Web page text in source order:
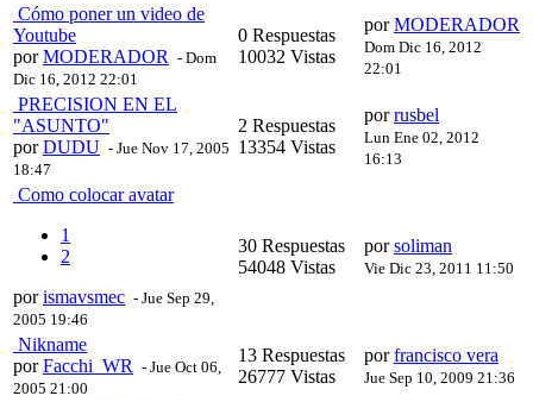
Cómo poner un video de
Youtube
porMODERADOR - Dom
Dic 16, 2012 22:01
0 Respuestas
10032 Vistas
porMODERADOR
Dom Dic 16, 2012
22:01
PRECISION EN EL
"ASUNTO"
porDUDU - Jue Nov 17, 2005
18:47
2 Respuestas
13354 Vistas
porrusbel
Lun Ene 02, 2012
16:13
Como colocar avatar
1
2
porismavsmec - Jue Sep 29,
2005 19:46
30 Respuestas
54048 Vistas
porsoliman
Vie Dic 23, 2011 11:50
Nikname
porFacchi_WR - Jue Oct 06,
2005 21:00
13 Respuestas
26777 Vistas
porfrancisco vera
Jue Sep 10, 2009 21:36